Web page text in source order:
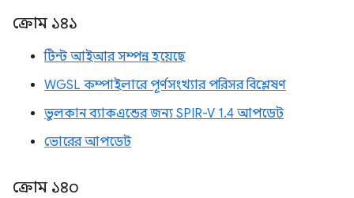
ক্রোম ১৪১
টিন্ট আইআর সম্পন্ন হয়েছে
WGSL কম্পাইলারে পূর্ণসংখ্যার পরিসর বিশ্লেষণ
ভুলকান ব্যাকএন্ডের জন্য SPIR-V 1.4 আপডেট
ভোরের আপডেট
ক্রোম ১৪০